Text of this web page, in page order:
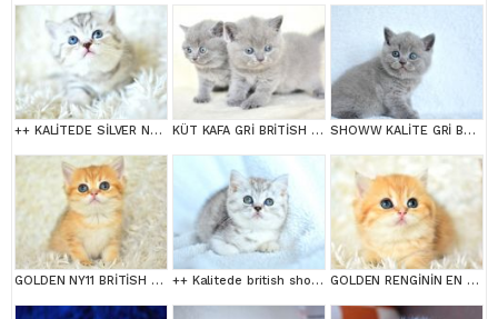
++ KALİTEDE SİLVER NS24 BRİTİSH SHORTHAİR KÜT KAFA GRİ BRİTİSH SHORTHAİR YAVRULARIMIZ SHOWW KALİTE GRİ BRİTİSH SHORTHAİR YAVRUMUZ
GOLDEN NY11 BRİTİSH SHORTHAİR YAVRUMUZ ++ Kalitede british shorthair GOLDEN RENGİNİN EN GÜZEL TONU NY11 BRİTİSH SHORTHAİR